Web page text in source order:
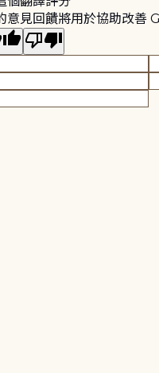
意見回饋將用於協助改善